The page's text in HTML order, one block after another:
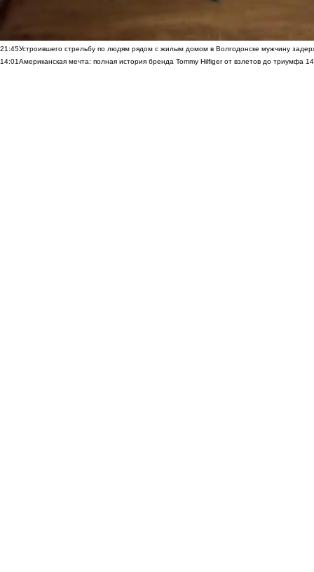
21:45Устроившего стрельбу по людям рядом с жилым домом в Волгодонске мужчину
14:01Американская мечта: полная история бренда Tommy Hilfiger от взлетов до триумфа